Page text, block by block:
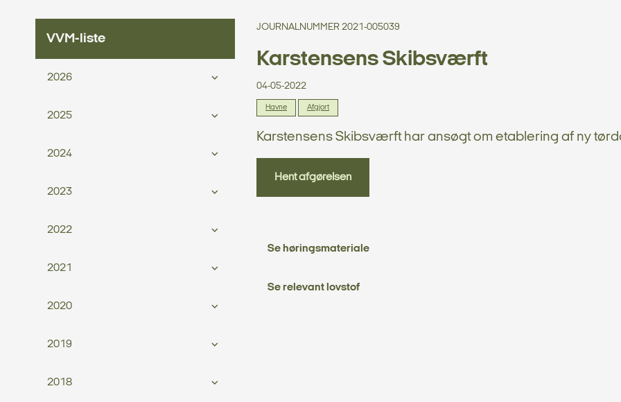
VVM-liste
2026
2025
2024
2023
2022
2021
2020
2019
2018
JOURNALNUMMER 2021-005039
Karstensens Skibsværft
04-05-2022
Havne Afgjort
Karstensens Skibsværft har ansøgt om etablering af ny
Hent afgørelsen
Se høringsmateriale
Se relevant lovstof